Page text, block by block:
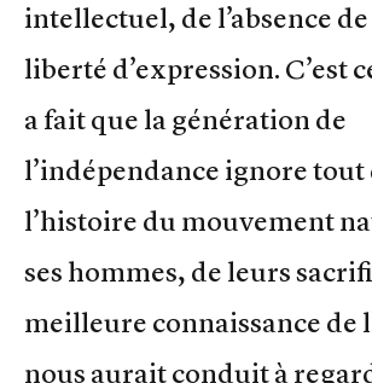
intellectuel, de l’absence de
liberté d’expression. C’est
a fait que la génération de
l’indépendance ignore tout
l’histoire du mouvement
ses hommes, de leurs
meilleure connaissance de
nous aurait conduit à